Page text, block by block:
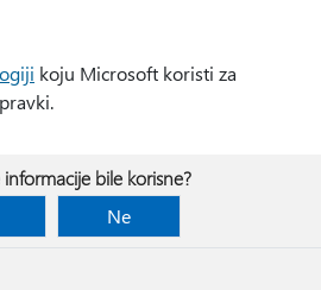
koju Microsoft koristi za
bile korisne?
Ne